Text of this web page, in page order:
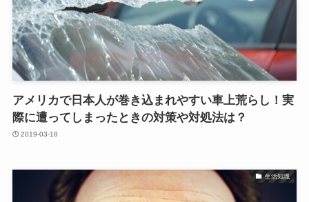
アメリカで日本人が巻き込まれやすい車上荒らし！実
際に遭ってしまったときの対策や対処法は？
2019-03-18
生活知識